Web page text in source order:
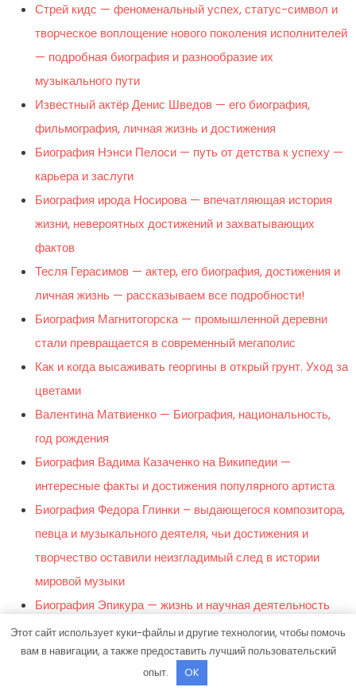
Стрей кидс — феноменальный успех, статус-символ и
творческое воплощение нового поколения исполнителей
— подробная биография и разнообразие их
музыкального пути
Известный актёр Денис Шведов — его биография,
фильмография, личная жизнь и достижения
Биография Нэнси Пелоси — путь от детства к успеху —
карьера и заслуги
Биография ирода Носирова — впечатляющая история
жизни, невероятных достижений и захватывающих
фактов
Тесля Герасимов — актер, его биография, достижения и
личная жизнь — рассказываем все подробности!
Биография Магнитогорска — промышленной деревни
стали превращается в современный мегаполис
Как и когда высаживать георгины в открый грунт. Уход за
цветами
Валентина Матвиенко — Биография, национальность,
год рождения
Биография Вадима Казаченко на Википедии —
интересные факты и достижения популярного артиста
Биография Федора Глинки – выдающегося композитора,
певца и музыкального деятеля, чьи достижения и
творчество оставили неизгладимый след в истории
мировой музыки
Биография Эпикура — жизнь и научная деятельность
выдающегося философа-эпикурейца
Ирина Самарина — биография, достижения, интересные
факты — Сайт Новостей
Этот сайт использует куки-файлы и другие технологии, чтобы помочь
вам в навигации, а также предоставить лучший пользовательский
опыт.
OK